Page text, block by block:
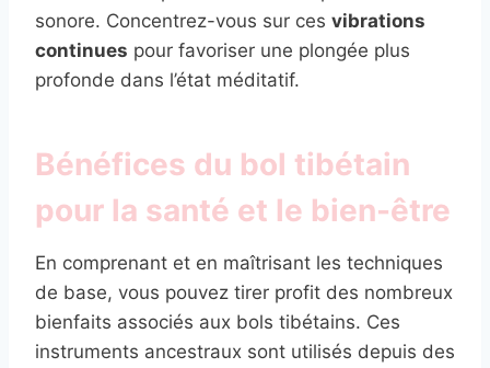
sonore. Concentrez-vous sur ces vibrations
continues pour favoriser une plongée plus
profonde dans l’état méditatif.
Bénéfices du bol tibétain
pour la santé et le bien-être
En comprenant et en maîtrisant les techniques
de base, vous pouvez tirer profit des nombreux
bienfaits associés aux bols tibétains. Ces
instruments ancestraux sont utilisés depuis des